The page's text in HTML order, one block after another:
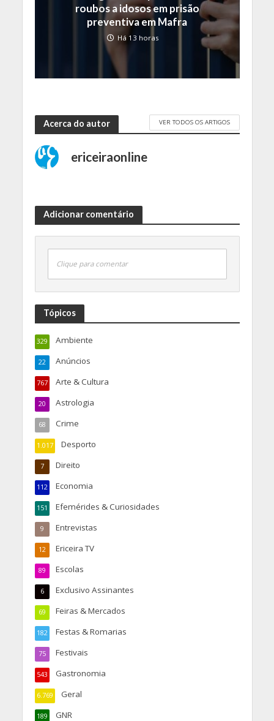
roubos a idosos em prisão
preventiva em Mafra
Há 13 horas
Acerca do autor VER TODOS OS ARTIGOS
ericeiraonline
Adicionar comentário
Clique para comentar
Tópicos
Ambiente
329
Anúncios
22
Arte & Cultura
767
Astrologia
20
Crime
68
Desporto
1.017
Direito
7
Economia
112
Efemérides & Curiosidades
151
Entrevistas
9
Ericeira TV
12
Escolas
89
Exclusivo Assinantes
6
Feiras & Mercados
69
Festas & Romarias
182
Festivais
75
Gastronomia
543
Geral
6.769
GNR
189